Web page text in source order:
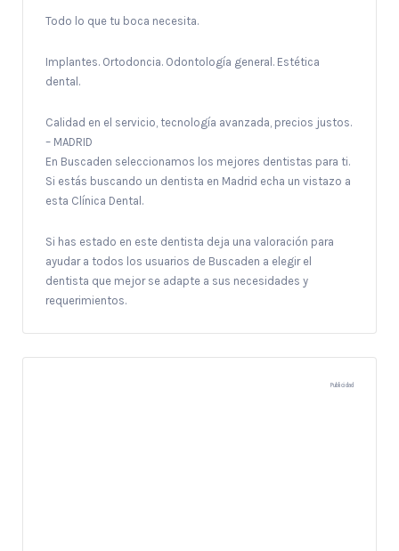
Todo lo que tu boca necesita.
Implantes. Ortodoncia. Odontología general. Estética
dental.
Calidad en el servicio, tecnología avanzada, precios justos.
– MADRID
En Buscaden seleccionamos los mejores dentistas para ti.
Si estás buscando un dentista en Madrid echa un vistazo a
esta Clínica Dental.
Si has estado en este dentista deja una valoración para
ayudar a todos los usuarios de Buscaden a elegir el
dentista que mejor se adapte a sus necesidades y
requerimientos.
Publicidad